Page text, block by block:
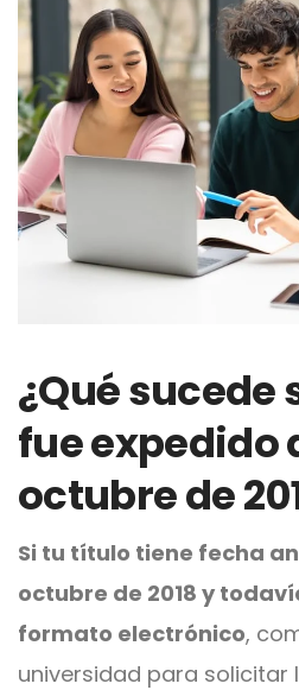
¿Qué sucede
fue expedido
octubre de
Si tu título tiene fecha
octubre de 2018 y
formato electrónico,
universidad para solicitar